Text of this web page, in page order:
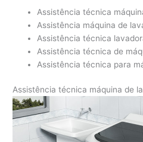
Assistência técnica
Assistência máquina de
Assistência técnica
Assistência técnica de
Assistência técnica para
Assistência técnica máquina de